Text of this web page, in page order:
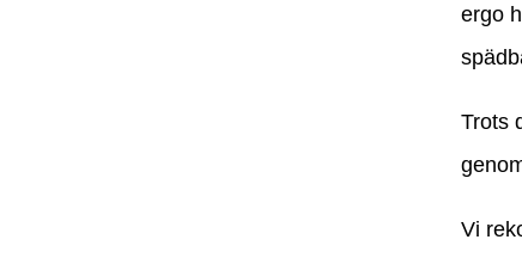
ergo
Trots
Vi